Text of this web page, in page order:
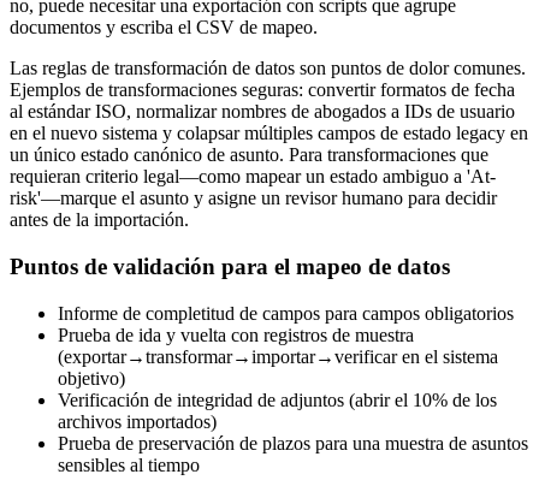
no, puede necesitar una exportación con scripts que agrupe
documentos y escriba el CSV de mapeo.
Las reglas de transformación de datos son puntos de dolor comunes.
Ejemplos de transformaciones seguras: convertir formatos de fecha
al estándar ISO, normalizar nombres de abogados a IDs de usuario
en el nuevo sistema y colapsar múltiples campos de estado legacy en
un único estado canónico de asunto. Para transformaciones que
requieran criterio legal—como mapear un estado ambiguo a 'At-
risk'—marque el asunto y asigne un revisor humano para decidir
antes de la importación.
Puntos de validación para el mapeo de datos
Informe de completitud de campos para campos obligatorios
Prueba de ida y vuelta con registros de muestra
(exportar→transformar→importar→verificar en el sistema
objetivo)
Verificación de integridad de adjuntos (abrir el 10% de los
archivos importados)
Prueba de preservación de plazos para una muestra de asuntos
sensibles al tiempo